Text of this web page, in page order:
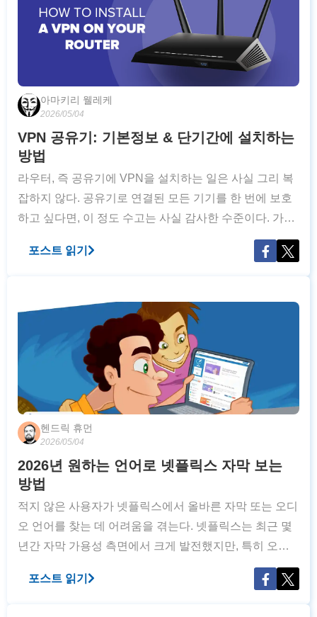
아마키리 웰레케
2026/05/04
VPN 공유기: 기본정보 & 단기간에 설치하는
방법
라우터, 즉 공유기에 VPN을 설치하는 일은 사실 그리 복
잡하지 않다. 공유기로 연결된 모든 기기를 한 번에 보호
하고 싶다면, 이 정도 수고는 사실 감사한 수준이다. 가정,
사무실 등 어느 장소든 VPN이 설치된 공유기만 있다면
사용자는 자신이 원하는 만큼 VPN 서비스를 즐길 수 있
포스트 읽기
헨드릭 휴먼
2026/05/04
2026년 원하는 언어로 넷플릭스 자막 보는
방법
적지 않은 사용자가 넷플릭스에서 올바른 자막 또는 오디
오 언어를 찾는 데 어려움을 겪는다. 넷플릭스는 최근 몇
년간 자막 가용성 측면에서 크게 발전했지만, 특히 오래
된 작품들로 대표되는 일부 콘텐츠는 여전히 다양한 언어
를 지원하지 않는다. 이 때문에 비영어권 사용자나 언어
포스트 읽기